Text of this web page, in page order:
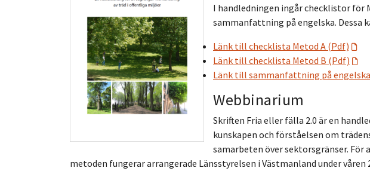
I handledningen ingår checklistor för
sammanfattning på engelska. Dessa
Länk till checklista Metod A (Pdf)
Länk till checklista Metod B (Pdf)
Länk till sammanfattning på
Webbinarium
Skriften Fria eller fälla 2.0 är en
kunskapen och förståelsen om
samarbeten över sektorsgränser.
metoden fungerar arrangerade Länsstyrelsen i Västmanland under